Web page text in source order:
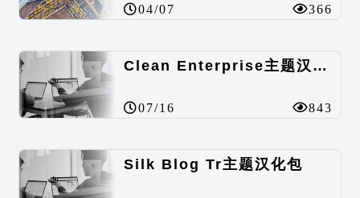
04/07 366
Clean Enterprise主题汉化包
07/16 843
Silk Blog Tr主题汉化包